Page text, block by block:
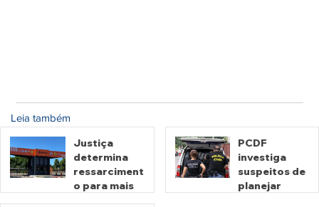
Leia também
Justiça
determina
ressarciment
o para mais
PCDF
investiga
suspeitos de
planejar